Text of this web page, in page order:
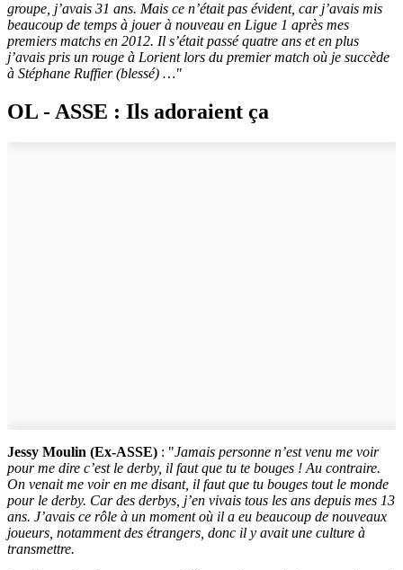
groupe, j’avais 31 ans. Mais ce n’était pas évident, car j’avais mis
beaucoup de temps à jouer à nouveau en Ligue 1 après mes
premiers matchs en 2012. Il s’était passé quatre ans et en plus
j’avais pris un rouge à Lorient lors du premier match où je succède
à Stéphane Ruffier (blessé) …"
OL - ASSE : Ils adoraient ça
Jessy Moulin (Ex-ASSE) : "Jamais personne n’est venu me voir
pour me dire c’est le derby, il faut que tu te bouges ! Au contraire.
On venait me voir en me disant, il faut que tu bouges tout le monde
pour le derby. Car des derbys, j’en vivais tous les ans depuis mes 13
ans. J’avais ce rôle à un moment où il a eu beaucoup de nouveaux
joueurs, notamment des étrangers, donc il y avait une culture à
transmettre.